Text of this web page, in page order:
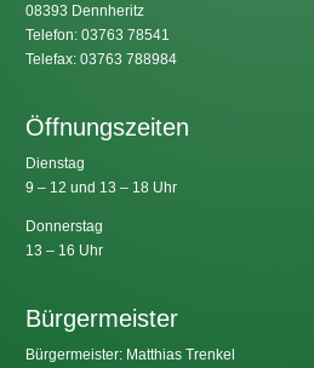
08393 Dennheritz
Telefon: 03763 78541
Telefax: 03763 788984
Öffnungszeiten
Dienstag
9 – 12 und 13 – 18 Uhr
Donnerstag
13 – 16 Uhr
Bürgermeister
Bürgermeister: Matthias Trenkel